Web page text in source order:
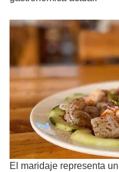
El maridaje representa